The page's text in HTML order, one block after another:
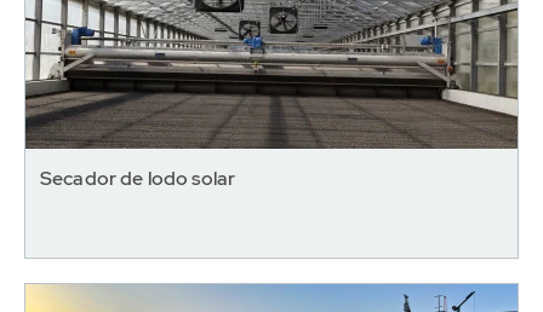
Secador de lodo solar